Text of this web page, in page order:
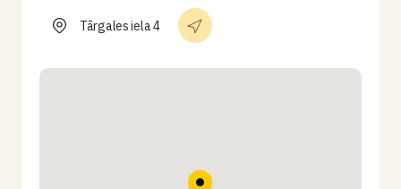
Tārgales iela 4